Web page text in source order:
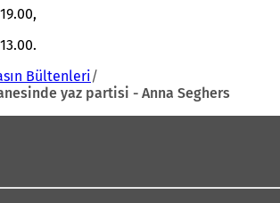
Bültenleri
yaz partisi - Anna Seghers